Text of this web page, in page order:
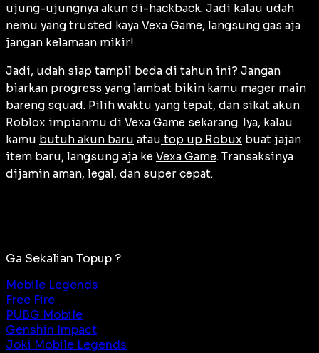
ujung-ujungnya akun di-hackback. Jadi kalau udah
nemu yang trusted kaya Vexa Game, langsung gas aja
jangan kelamaan mikir!
Jadi, udah siap tampil beda di tahun ini? Jangan
biarkan progress yang lambat bikin kamu mager main
bareng squad. Pilih waktu yang tepat, dan sikat akun
Roblox impianmu di Vexa Game sekarang. Iya, kalau
kamu butuh akun baru atau top up Robux buat jajan
item baru, langsung aja ke Vexa Game. Transaksinya
dijamin aman, legal, dan super cepat.
Ga Sekalian Topup ?
Mobile Legends
Free Fire
PUBG Mobile
Genshin Impact
Joki Mobile Legends